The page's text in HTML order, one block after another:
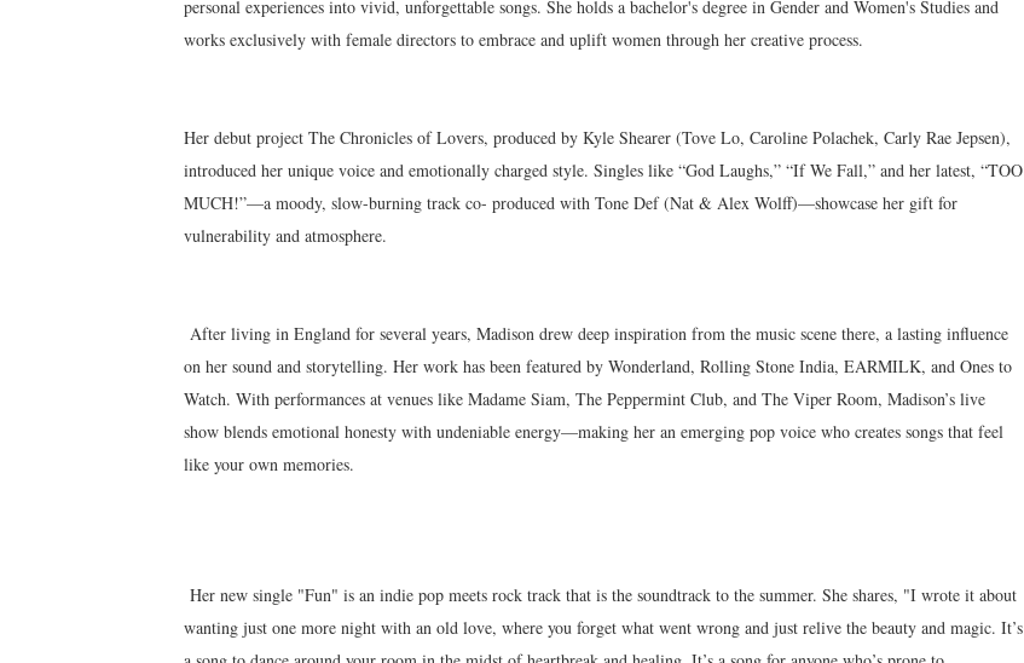
personal experiences into vivid, unforgettable songs. She holds a bachelor's degree in Gender and Women's Studies and
works exclusively with female directors to embrace and uplift women through her creative process.
Her debut project The Chronicles of Lovers, produced by Kyle Shearer (Tove Lo, Caroline Polachek, Carly Rae Jepsen),
introduced her unique voice and emotionally charged style. Singles like “God Laughs,” “If We Fall,” and her latest, “TOO
MUCH!”—a moody, slow-burning track co- produced with Tone Def (Nat & Alex Wolff)—showcase her gift for
vulnerability and atmosphere.
After living in England for several years, Madison drew deep inspiration from the music scene there, a lasting influence
on her sound and storytelling. Her work has been featured by Wonderland, Rolling Stone India, EARMILK, and Ones to
Watch. With performances at venues like Madame Siam, The Peppermint Club, and The Viper Room, Madison’s live
show blends emotional honesty with undeniable energy—making her an emerging pop voice who creates songs that feel
like your own memories.
Her new single "Fun" is an indie pop meets rock track that is the soundtrack to the summer. She shares, "I wrote it about
wanting just one more night with an old love, where you forget what went wrong and just relive the beauty and magic. It’s